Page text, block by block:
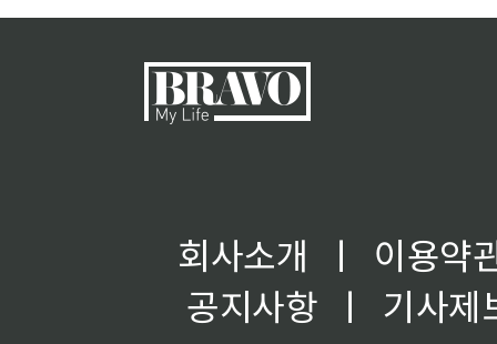
회사소개 ㅣ
이용약
공지사항
ㅣ
기사제